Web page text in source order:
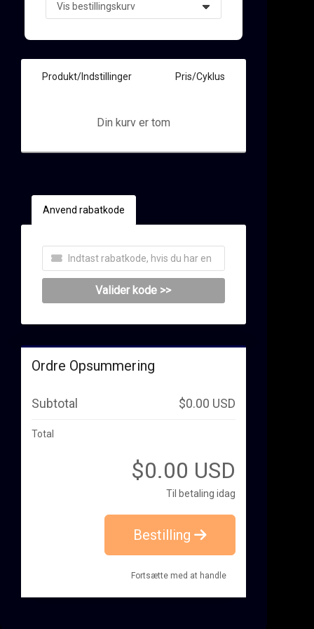
Produkt/Indstillinger Pris/Cyklus
Din kurv er tom
Anvend rabatkode
Valider kode >>
Ordre Opsummering
Subtotal $0.00 USD
Total
$0.00 USD
Til betaling idag
Bestilling
Fortsætte med at handle